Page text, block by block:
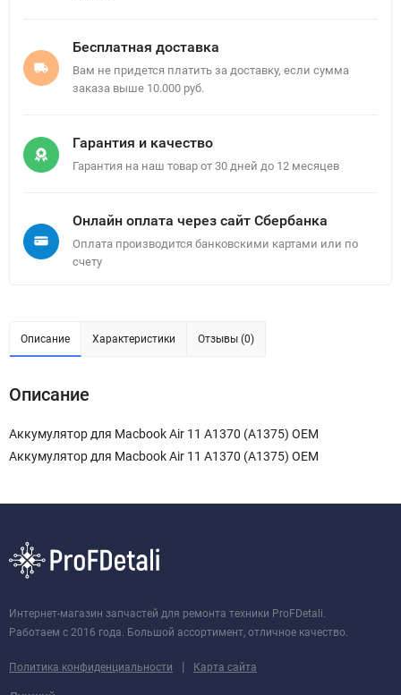
Бесплатная доставка
Вам не придется платить за доставку, если сумма
заказа выше 10.000 руб.
Гарантия и качество
Гарантия на наш товар от 30 дней до 12 месяцев
Онлайн оплата через сайт Сбербанка
Оплата производится банковскими картами или по
счету
Описание Характеристики Отзывы (0)
Описание
Аккумулятор для Macbook Air 11 A1370 (A1375) OEM
Аккумулятор для Macbook Air 11 A1370 (A1375) OEM
Интернет-магазин запчастей для ремонта техники ProFDetali.
Работаем с 2016 года. Большой ассортимент, отличное качество.
Политика конфиденциальности | Карта сайта